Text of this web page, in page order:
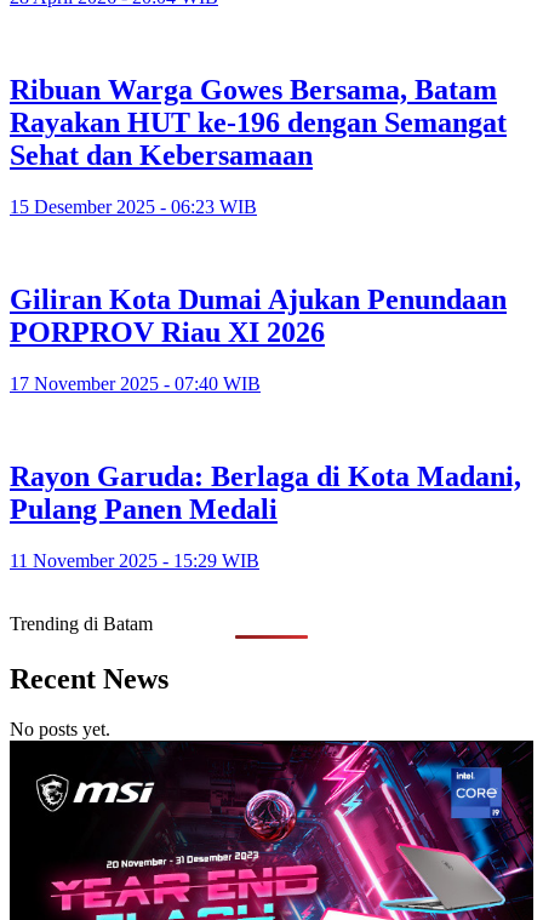
Ribuan Warga Gowes Bersama, Batam
Rayakan HUT ke-196 dengan Semangat
Sehat dan Kebersamaan
15 Desember 2025 - 06:23 WIB
Giliran Kota Dumai Ajukan Penundaan
PORPROV Riau XI 2026
17 November 2025 - 07:40 WIB
Rayon Garuda: Berlaga di Kota Madani,
Pulang Panen Medali
11 November 2025 - 15:29 WIB
Trending di Batam
Recent News
No posts yet.